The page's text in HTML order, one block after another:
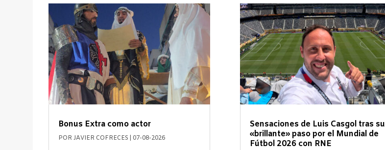
Bonus Extra como actor
PORJAVIER COFRECES 07-08-2026
Sensaciones de Luis Casgol tras su
«brillante» paso por el Mundial de
Fútbol 2026 con RNE